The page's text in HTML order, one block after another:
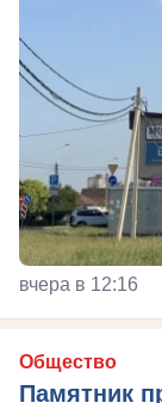
вчера в 12:16
Общество
Памятник